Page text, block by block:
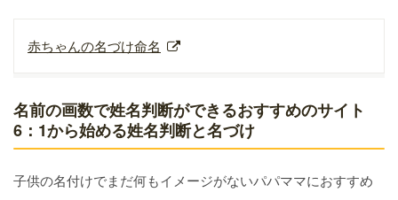
赤ちゃんの名づけ命名
名前の画数で姓名判断ができるおすすめのサイト
6：1から始める姓名判断と名づけ
子供の名付けでまだ何もイメージがないパパママにおすすめ